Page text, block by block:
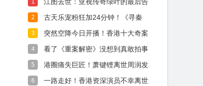
1
2
古天乐宠粉狂加24分钟！《寻秦
3
突然空降今日开播！香港十大奇案
4
看了《重案解密》没想到真敢拍事
5
港圈痛失巨匠！萧键铿离世周润发
6
一路走好！香港资深演员不幸离世